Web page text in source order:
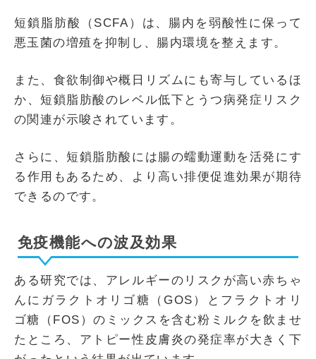
短鎖脂肪酸（SCFA）は、腸内を弱酸性に保って
悪玉菌の増殖を抑制し、腸内環境を整えます。
また、食欲制御や概日リズムにも寄与しているほ
か、短鎖脂肪酸のレベル低下とうつ病発症リスク
の関連が示唆されています。
さらに、短鎖脂肪酸には腸の蠕動運動を活発にす
る作用もあるため、より高い排便促進効果が期待
できるのです。
免疫機能への波及効果
ある研究では、アレルギーのリスクが高い赤ちゃ
んにガラクトオリゴ糖（GOS）とフラクトオリ
ゴ糖（FOS）のミックスを含む粉ミルクを飲ませ
たところ、アトピー性皮膚炎の発症率が大きく下